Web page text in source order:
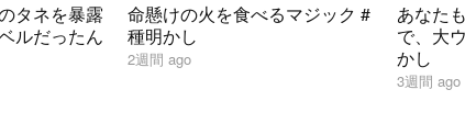
タネを暴露
ルだったん
命懸けの火を食べるマジック #
種明かし
2週間 ago
あなた
で、大
かし
3週間 ago